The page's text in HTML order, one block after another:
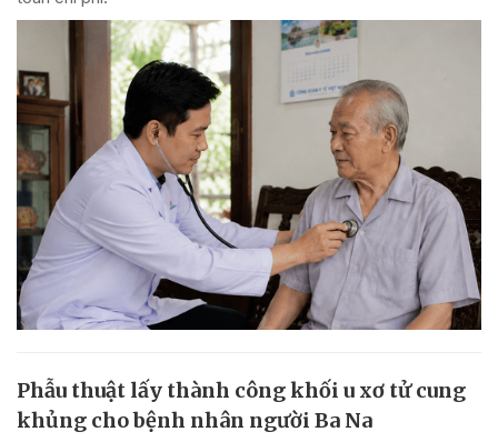
Phẫu thuật lấy thành công khối u xơ tử cung
khủng cho bệnh nhân người Ba Na